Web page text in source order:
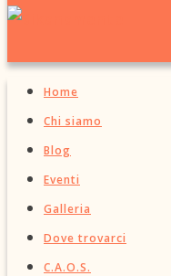
Home
Chi siamo
Blog
Eventi
Galleria
Dove trovarci
C.A.O.S.